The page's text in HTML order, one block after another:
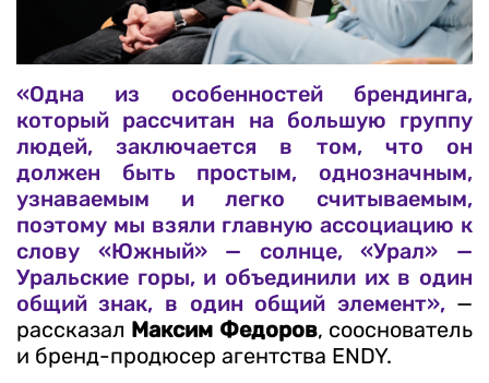
«Одна из особенностей брендинга,
который рассчитан на большую группу
людей, заключается в том, что он
должен быть простым, однозначным,
узнаваемым и легко считываемым,
поэтому мы взяли главную ассоциацию к
слову «Южный» — солнце, «Урал» —
Уральские горы, и объединили их в один
общий знак, в один общий элемент», —
рассказал Максим Федоров, сооснователь
и бренд-продюсер агентства ENDY.